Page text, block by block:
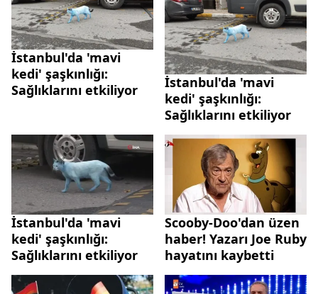
İstanbul'da 'mavi
kedi' şaşkınlığı:
Sağlıklarını etkiliyor
İstanbul'da 'mavi
kedi' şaşkınlığı:
Sağlıklarını etkiliyor
İstanbul'da 'mavi
kedi' şaşkınlığı:
Sağlıklarını etkiliyor
Scooby-Doo'dan üzen
haber! Yazarı Joe Ruby
hayatını kaybetti